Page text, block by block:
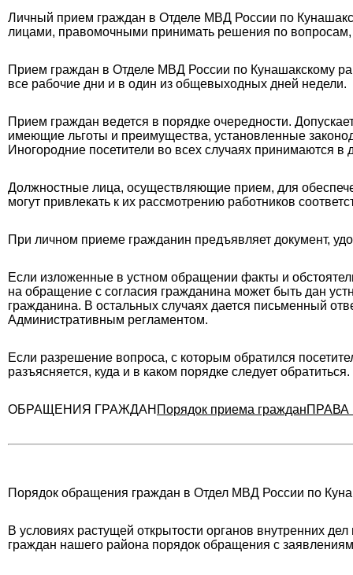
Личный прием граждан в Отделе МВД России по
лицами, правомочными принимать решения по вопросам,
Прием граждан в Отделе МВД России по Кунашакскому
все рабочие дни и в один из общевыходных дней недели.
Прием граждан ведется в порядке очередности.
имеющие льготы и преимущества, установленные
Иногородние посетители во всех случаях принимаются в
Должностные лица, осуществляющие прием, для
могут привлекать к их рассмотрению работников
При личном приеме гражданин предъявляет документ,
Если изложенные в устном обращении факты и
на обращение с согласия гражданина может быть дан
гражданина. В остальных случаях дается письменный
Административным регламентом.
Если разрешение вопроса, с которым обратился
разъясняется, куда и в каком порядке следует обратиться.
ОБРАЩЕНИЯ ГРАЖДАН Порядок приема гражданПРАВА
Порядок обращения граждан в Отдел МВД России по
В условиях растущей открытости органов внутренних
граждан нашего района порядок обращения с